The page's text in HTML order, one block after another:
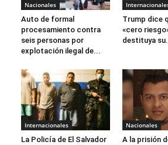
Nacionales
Auto de formal
procesamiento contra
seis personas por
explotación ilegal de...
Trump dice
«cero
destituya
Internacionales
La Policía de El Salvador
Nacionales
A la prisión